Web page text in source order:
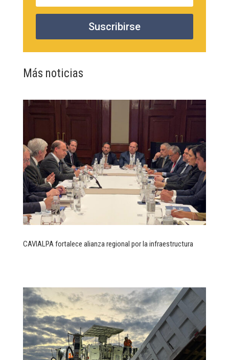
Suscribirse
Más noticias
CAVIALPA fortalece alianza regional por la infraestructura